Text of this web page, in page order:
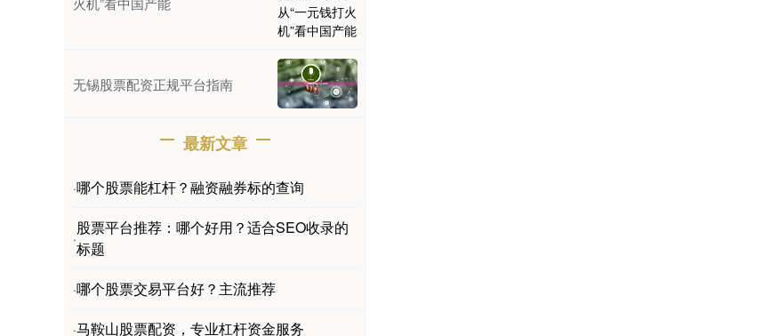
无锡股票配资正规平台指南
最新文章
·哪个股票能杠杆？融资融券标的查询
·
股票平台推荐：哪个好用？适合SEO收录的
标题
·哪个股票交易平台好？主流推荐
·马鞍山股票配资，专业杠杆资金服务